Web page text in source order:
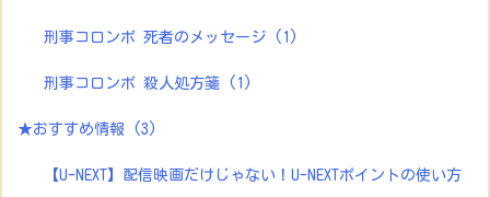
刑事コロンボ 死者のメッセージ (1)
刑事コロンボ 殺人処方箋 (1)
★おすすめ情報 (3)
【U-NEXT】配信映画だけじゃない！U-NEXTポイントの使い方